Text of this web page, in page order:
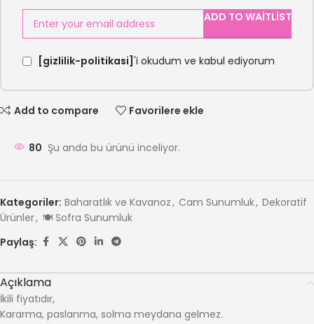
ADD TO WAITLIST
[gizlilik-politikasi] 'i okudum ve kabul ediyorum
Add to compare Favorilere ekle
80 Şu anda bu ürünü inceliyor.
Kategoriler: Baharatlık ve Kavanoz, Cam Sunumluk, Dekoratif
Ürünler, 🍽️ Sofra Sunumluk
Paylaş:
Açıklama
İkili fiyatıdır,
Kararma, paslanma, solma meydana gelmez.